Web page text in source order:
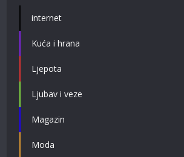
internet
Kuća i hrana
Ljepota
Ljubav i veze
Magazin
Moda